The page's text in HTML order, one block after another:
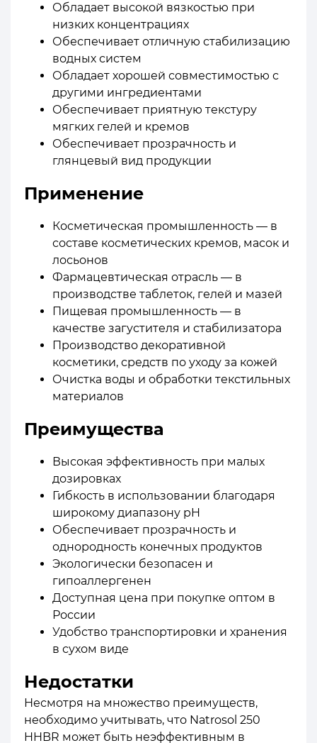
Обладает высокой вязкостью при
низких концентрациях
Обеспечивает отличную стабилизацию
водных систем
Обладает хорошей совместимостью с
другими ингредиентами
Обеспечивает приятную текстуру
мягких гелей и кремов
Обеспечивает прозрачность и
глянцевый вид продукции
Применение
Косметическая промышленность — в
составе косметических кремов, масок и
лосьонов
Фармацевтическая отрасль — в
производстве таблеток, гелей и мазей
Пищевая промышленность — в
качестве загустителя и стабилизатора
Производство декоративной
косметики, средств по уходу за кожей
Очистка воды и обработки текстильных
материалов
Преимущества
Высокая эффективность при малых
дозировках
Гибкость в использовании благодаря
широкому диапазону pH
Обеспечивает прозрачность и
однородность конечных продуктов
Экологически безопасен и
гипоаллергенен
Доступная цена при покупке оптом в
России
Удобство транспортировки и хранения
в сухом виде
Недостатки
Несмотря на множество преимуществ,
необходимо учитывать, что Natrosol 250
HHBR может быть неэффективным в